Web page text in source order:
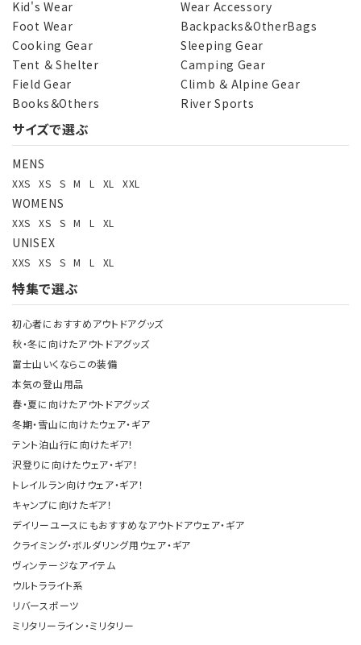
Kid's Wear
Wear Accessory
Foot Wear
Backpacks＆OtherBags
Cooking Gear
Sleeping Gear
Tent ＆ Shelter
Camping Gear
Field Gear
Climb ＆ Alpine Gear
Books＆Others
River Sports
サイズで選ぶ
MENS
XXS XS S M L XL XXL
WOMENS
XXS XS S M L XL
UNISEX
XXS XS S M L XL
特集で選ぶ
初心者におすすめアウトドアグッズ
秋・冬に向けたアウトドアグッズ
富士山いくならこの装備
本気の登山用品
春・夏に向けたアウトドアグッズ
冬期・雪山に向けたウェア・ギア
テント泊山行に向けたギア！
沢登りに向けたウェア・ギア！
トレイルラン向けウェア・ギア！
キャンプに向けたギア！
デイリーユースにもおすすめなアウトドアウェア・ギア
クライミング・ボルダリング用ウェア・ギア
ヴィンテージなアイテム
ウルトラライト系
リバースポーツ
ミリタリーライン・ミリタリー